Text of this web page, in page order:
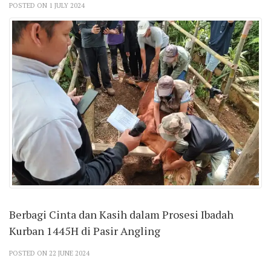
POSTED ON 1 JULY 2024
Berbagi Cinta dan Kasih dalam Prosesi Ibadah
Kurban 1445H di Pasir Angling
POSTED ON 22 JUNE 2024